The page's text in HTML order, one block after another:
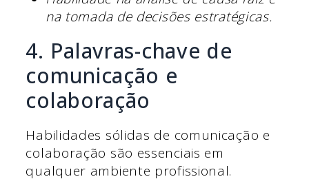
na tomada de decisões estratégicas.
4. Palavras-chave de
comunicação e
colaboração
Habilidades sólidas de comunicação e
colaboração são essenciais em
qualquer ambiente profissional.